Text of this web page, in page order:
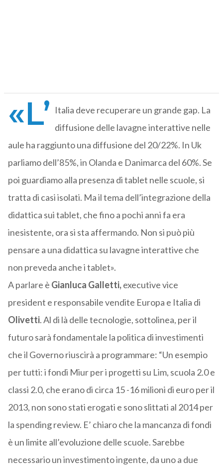
«L’ Italia deve recuperare un grande gap. La
diffusione delle lavagne interattive nelle
aule ha raggiunto una diffusione del 20/22%. In Uk
parliamo dell’85%, in Olanda e Danimarca del 60%. Se
poi guardiamo alla presenza di tablet nelle scuole, si
tratta di casi isolati. Ma il tema dell’integrazione della
didattica sui tablet, che fino a pochi anni fa era
inesistente, ora si sta affermando. Non si può più
pensare a una didattica su lavagne interattive che
non preveda anche i tablet».
A parlare è Gianluca Galletti,executive vice
president e responsabile vendite Europa e Italia di
Olivetti. Al di là delle tecnologie, sottolinea, per il
futuro sarà fondamentale la politica di investimenti
che il Governo riuscirà a programmare: “Un esempio
per tutti: i fondi Miur per i progetti su Lim, scuola 2.0 e
classi 2.0, che erano di circa 15 -16 milioni di euro per il
2013, non sono stati erogati e sono slittati al 2014 per
la spending review. E’ chiaro che la mancanza di fondi
è un limite all’evoluzione delle scuole. Sarebbe
necessario un investimento ingente, da uno a due